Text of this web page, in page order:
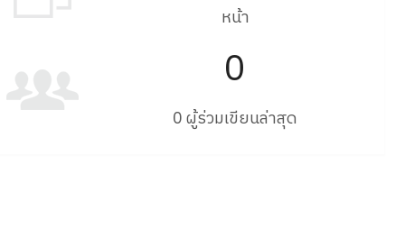
หน้า
0
0 ผู้ร่วมเขียนล่าสุด